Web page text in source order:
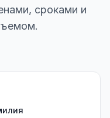
сроками и